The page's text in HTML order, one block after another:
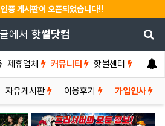
증 게시판이 오픈되었습니다!!
에서 핫썰닷컴
제휴업체 커뮤니티 핫썰센터
자유게시판 이용후기 가입인사